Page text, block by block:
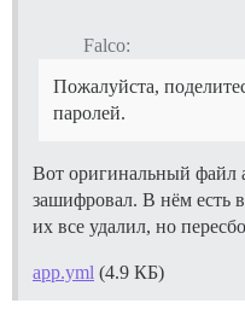
Falco:
Пожалуйста,
паролей.
Вот оригинальный файл
зашифровал. В нём есть
их все удалил, но
app.yml (4.9 КБ)